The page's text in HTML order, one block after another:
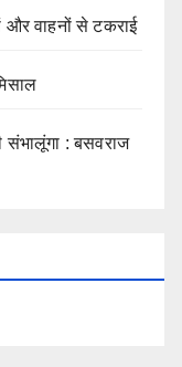
और वाहनों से टकराई
संभालूंगा : बसवराज